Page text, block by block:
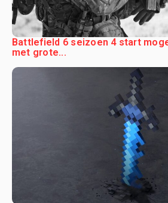
Battlefield 6 seizoen 4 start
met grote...